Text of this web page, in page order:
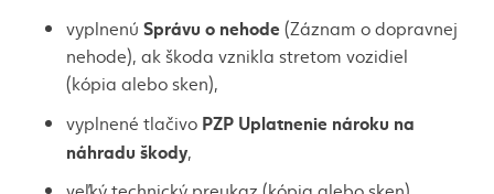
vyplnenú Správu o nehode (Záznam o dopravnej
nehode), ak škoda vznikla stretom vozidiel
(kópia alebo sken),
vyplnené tlačivo PZP Uplatnenie nároku na
náhradu škody,